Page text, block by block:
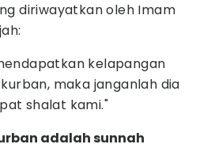
diriwayatkan oleh Imam
kelapangan
maka janganlah dia
shalat kami."
adalah sunnah